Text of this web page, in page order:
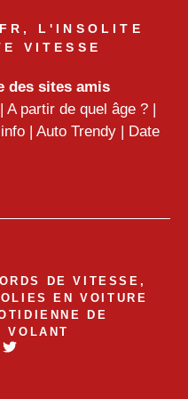
L'INSOLITE
VITESSE
des sites amis
| A partir de quel âge ? |
| Auto Trendy | Date
DE VITESSE,
EN VOITURE
DE
VOLANT